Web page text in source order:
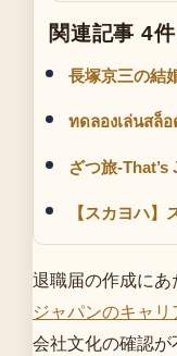
関連記事 4件
長塚京三の結
ทดลองเล่นสล็อ
ざつ旅-
【スカヨハ
退職届の作成に
ジャパンのキャ
会社文化の確認が